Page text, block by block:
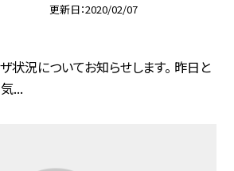
更新日 2020/02/07
状況についてお知らせします。 昨日と
...